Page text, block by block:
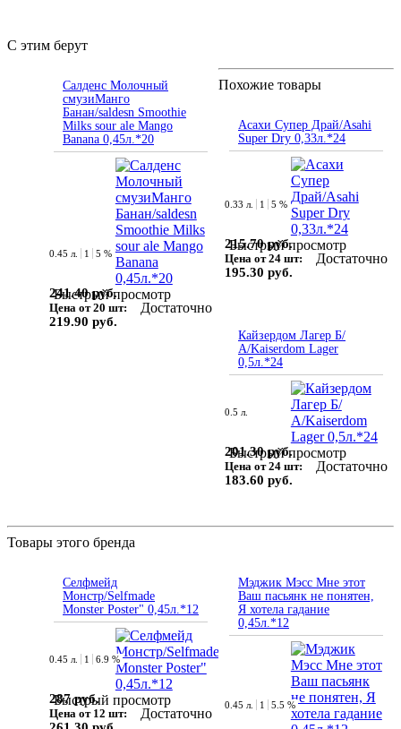
С этим берут
Салденс Молочный
смузиМанго
Банан/saldesn Smoothie
Milks sour ale Mango
Banana 0,45л.*20
Быстрый просмотр
0.45 л. 1 5 %
241.40 руб.
Цена от 20 шт:
219.90 руб.
Достаточно
Похожие товары
Асахи Супер Драй/Asahi
Super Dry 0,33л.*24
Быстрый просмотр
0.33 л. 1 5 %
215.70 руб.
Цена от 24 шт:
195.30 руб.
Достаточно
Кайзердом Лагер Б/
А/Kaiserdom Lager
0,5л.*24
Быстрый просмотр
0.5 л.
201.30 руб.
Цена от 24 шт:
183.60 руб.
Достаточно
Товары этого бренда
Селфмейд
Монстр/Selfmade
Monster Poster" 0,45л.*12
Быстрый просмотр
0.45 л. 1 6.9 %
287 руб.
Цена от 12 шт: Достаточно
Мэджик Мэсс Мне этот
Ваш пасьянк не понятен,
Я хотела гадание
0,45л.*12
0.45 л. 1 5.5 %